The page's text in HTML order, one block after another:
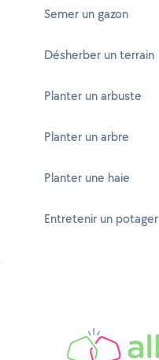
Semer un gazon
Désherber un terrain
Planter un arbuste
Planter un arbre
Planter une haie
Entretenir un potager